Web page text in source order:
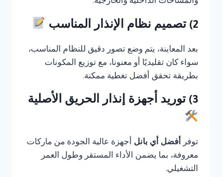
والمساحات الداخلية والخارجية.
2) تصميم نظام الإنذار المناسب
بعد المعاينة، يتم وضع تصور دقيق للنظام المناسب،
سواء كان تقليديًا أو معنونا، مع توزيع المكونات
بطريقة تحقق أفضل تغطية ممكنة.
3) توريد أجهزة إنذار الحريق الأصلية
توفر أفضل أي بانل أجهزة عالية الجودة من ماركات
معروفة، بما يضمن الأداء المستقر وطول العمر
التشغيلي.